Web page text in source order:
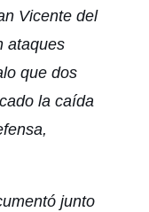
Vicente del
ataques
que dos
la caída
junto